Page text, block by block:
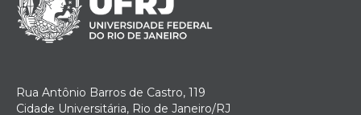
Rua Antônio Barros de Castro, 119
Cidade Universitária, Rio de Janeiro/RJ